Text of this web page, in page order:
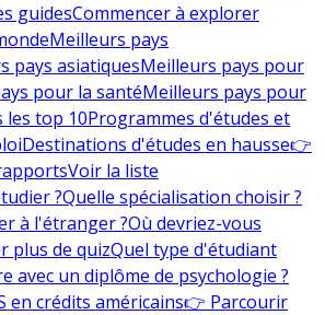
guidesCommencer à explorer
Meilleurs pays
pays asiatiquesMeilleurs pays pour
pour la santéMeilleurs pays pour
top 10Programmes d'études et
Destinations d'études en hausse👉
Voir la liste
?Quelle spécialisation choisir ?
à l'étranger ?Où devriez-vous
plus de quizQuel type d'étudiant
avec un diplôme de psychologie ?
en crédits américains👉 Parcourir